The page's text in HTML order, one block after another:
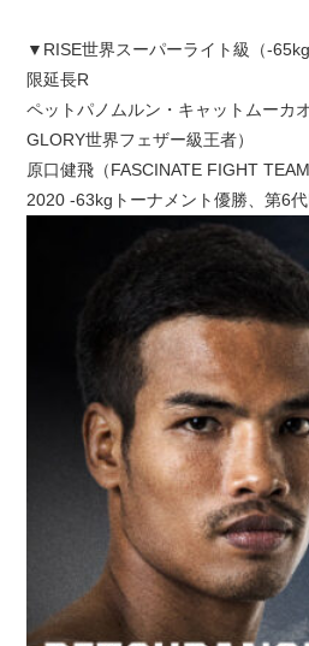
▼RISE世界スーパーライト級（-
限延長R
ペットパノムルン・キャットムーカ
GLORY世界フェザー級王者）
原口健飛（FASCINATE FIGHT
2020 -63kgトーナメント優勝、第6代